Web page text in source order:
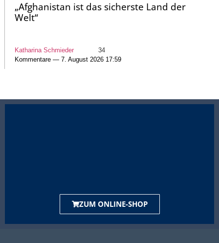
„Afghanistan ist das sicherste Land der
Welt“
Katharina Schmieder
34
Kommentare — 7. August 2026 17:59
ZUM ONLINE-SHOP